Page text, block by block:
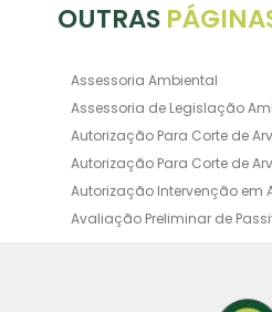
OUTRAS
Assessoria Ambiental
Assessoria de Legislação
Autorização Para Corte de
Autorização Para Corte de
Autorização Intervenção em
Avaliação Preliminar de
Certificado de